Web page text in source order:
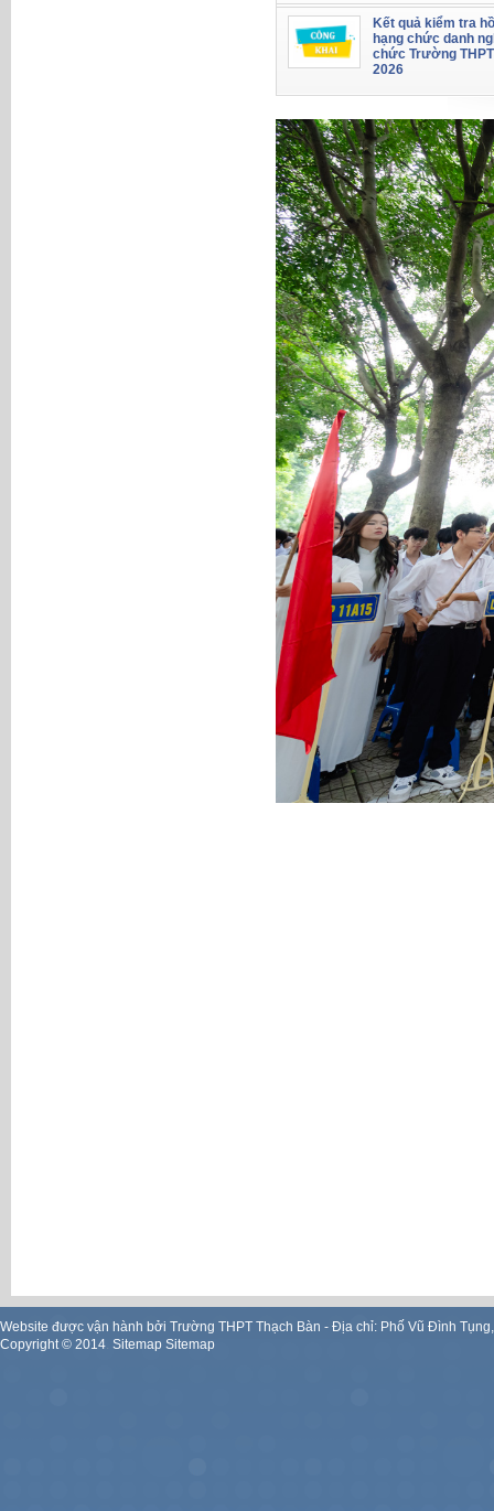
Kết quả kiểm tra
hạng chức danh
chức Trường
2026
Website được vận hành bởi Trường THPT Thạch Bàn - Địa chỉ: Phố Vũ Đình
Copyright © 2014. Sitemap Sitemap